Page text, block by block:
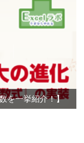
を一挙紹介！】